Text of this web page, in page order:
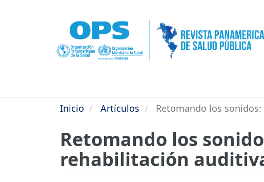
Inicio
Artículos Retomando los
Retomando los
rehabilitación